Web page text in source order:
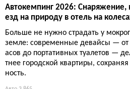
Автокемпинг 2026: Снаряжение,
езд на природу в отель на
Больше не нужно страдать у
земле: современные девайсы —
асов до портативных туалетов —
тнее городской квартиры,
ность.